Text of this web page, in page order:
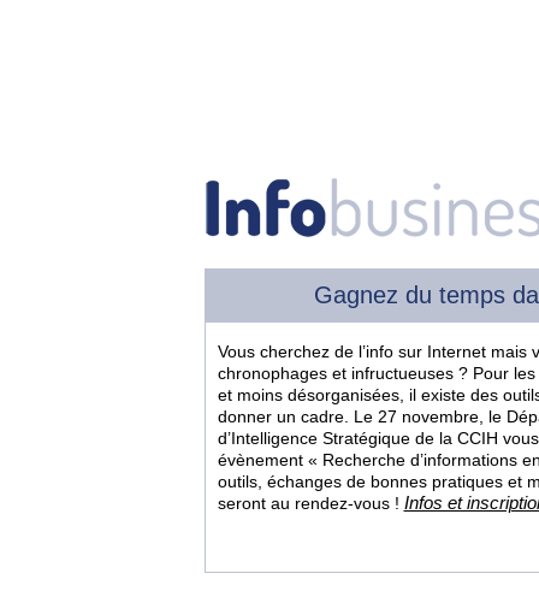
Gagnez du temps
Vous cherchez de l’info sur Internet mais
chronophages et infructueuses ? Pour
et moins désorganisées, il existe des
donner un cadre. Le 27 novembre, le
d’Intelligence Stratégique de la CCIH
évènement « Recherche d’informations
outils, échanges de bonnes pratiques et
seront au rendez-vous ! Infos et